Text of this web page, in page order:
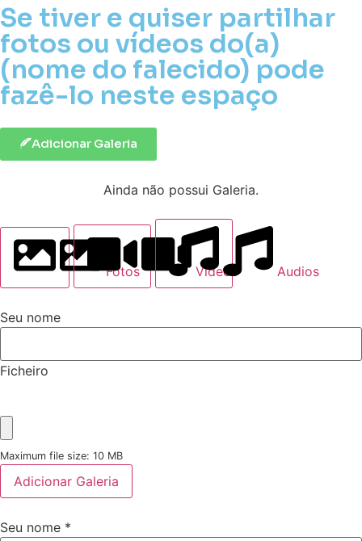
Se tiver e quiser partilhar
fotos ou vídeos do(a)
(nome do falecido) pode
fazê-lo neste espaço
Adicionar Galeria
Ainda não possui Galeria.
Fotos Videos Audios
Seu nome
Ficheiro
Maximum file size: 10 MB
Adicionar Galeria
Seu nome *